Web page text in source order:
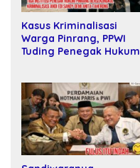
Kasus Kriminalisasi
Warga Pinrang, PPWI
Tuding Penegak Hukum